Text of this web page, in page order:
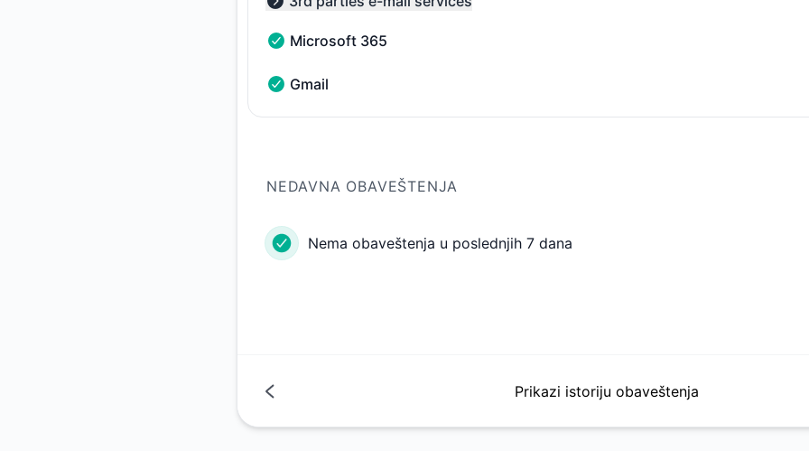
Collapse group
Microsoft 365 - Funkcioniše
Microsoft 365
Gmail - Funkcioniše
Gmail
NEDAVNA OBAVEŠTENJA
Nema obaveštenja u poslednjih 7 dana
Prikazi istoriju obaveštenja